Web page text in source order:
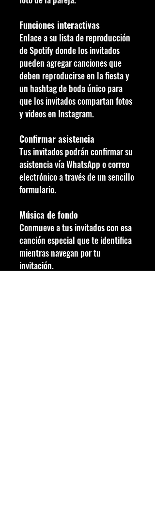
Funciones interactivas
Enlace a su lista de reproducción
de Spotify donde los invitados
pueden agregar canciones que
deben reproducirse en la fiesta y
un hashtag de boda único para
que los invitados compartan fotos
y videos en Instagram.
Confirmar asistencia
Tus invitados podrán confirmar su
asistencia vía WhatsApp o correo
electrónico a través de un sencillo
formulario.
Música de fondo
Conmueve a tus invitados con esa
canción especial que te identifica
mientras navegan por tu
invitación.